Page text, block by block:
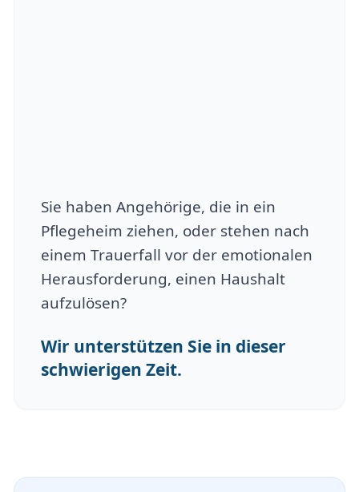
Sie haben Angehörige, die in ein
Pflegeheim ziehen, oder stehen nach
einem Trauerfall vor der emotionalen
Herausforderung, einen Haushalt
aufzulösen?
Wir unterstützen Sie in dieser
schwierigen Zeit.